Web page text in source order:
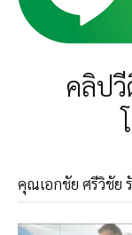
คลิปวี
คุณเอกชัย ศรีวิชัย